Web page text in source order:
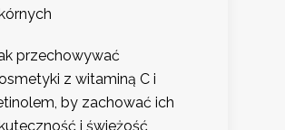
przechowywać
z witaminą C i
by zachować ich
i świeżość